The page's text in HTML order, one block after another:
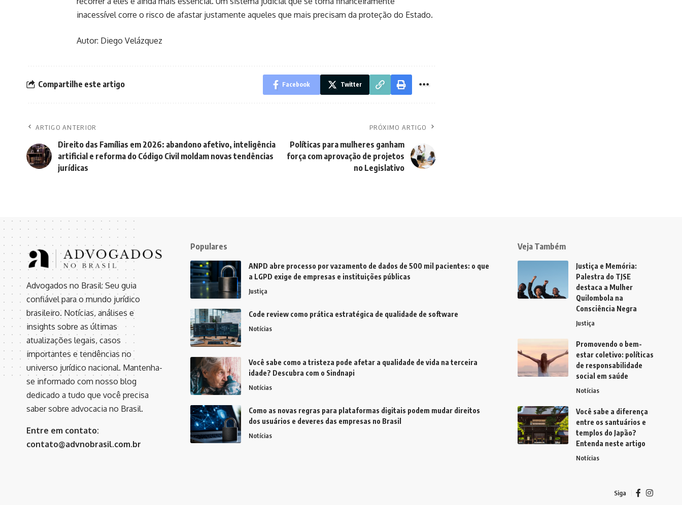
inacessível corre o risco de afastar justamente aqueles que mais precisam da proteção do Estado.
Autor: Diego Velázquez
Compartilhe este artigo Facebook Twitter
ARTIGO ANTERIOR
Direito das Famílias em 2026: abandono afetivo, inteligência
artificial e reforma do Código Civil moldam novas tendências
jurídicas
PRÓXIMO ARTIGO
Políticas para mulheres ganham
força com aprovação de projetos
no Legislativo
Advogados no Brasil: Seu guia
confiável para o mundo jurídico
brasileiro. Notícias, análises e
insights sobre as últimas
atualizações legais, casos
importantes e tendências no
universo jurídico nacional. Mantenha-
se informado com nosso blog
dedicado a tudo que você precisa
saber sobre advocacia no Brasil.
Entre em contato:
contato@advnobrasil.com.br
Populares
ANPD abre processo por vazamento de dados de 500 mil pacientes: o que
a LGPD exige de empresas e instituições públicas
Justiça
Code review como prática estratégica de qualidade de software
Notícias
Você sabe como a tristeza pode afetar a qualidade de vida na terceira
idade? Descubra com o Sindnapi
Notícias
Como as novas regras para plataformas digitais podem mudar direitos
dos usuários e deveres das empresas no Brasil
Notícias
Veja Também
Justiça e Memória:
Palestra do TJSE
destaca a Mulher
Quilombola na
Consciência Negra
Justiça
Promovendo o bem-
estar coletivo: políticas
de responsabilidade
social em saúde
Notícias
Você sabe a diferença
entre os santuários e
templos do Japão?
Entenda neste artigo
Notícias
Siga